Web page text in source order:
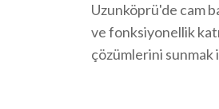
Uzunköprü'de cam
ve fonksiyonellik
çözümlerini sunmak